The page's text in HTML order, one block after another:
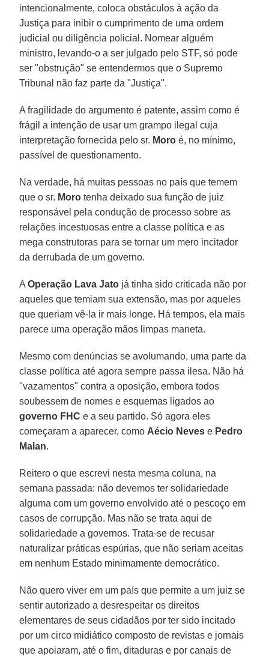
intencionalmente, coloca obstáculos à ação da
Justiça para inibir o cumprimento de uma ordem
judicial ou diligência policial. Nomear alguém
ministro, levando-o a ser julgado pelo STF, só pode
ser "obstrução" se entendermos que o Supremo
Tribunal não faz parte da "Justiça".
A fragilidade do argumento é patente, assim como é
frágil a intenção de usar um grampo ilegal cuja
interpretação fornecida pelo sr. Moro é, no mínimo,
passível de questionamento.
Na verdade, há muitas pessoas no país que temem
que o sr. Moro tenha deixado sua função de juiz
responsável pela condução de processo sobre as
relações incestuosas entre a classe política e as
mega construtoras para se tornar um mero incitador
da derrubada de um governo.
AOperação Lava Jato já tinha sido criticada não por
aqueles que temiam sua extensão, mas por aqueles
que queriam vê-la ir mais longe. Há tempos, ela mais
parece uma operação mãos limpas maneta.
Mesmo com denúncias se avolumando, uma parte da
classe política até agora sempre passa ilesa. Não há
"vazamentos" contra a oposição, embora todos
soubessem de nomes e esquemas ligados ao
governo FHC e a seu partido. Só agora eles
começaram a aparecer, como Aécio Neves e Pedro
Malan.
Reitero o que escrevi nesta mesma coluna, na
semana passada: não devemos ter solidariedade
alguma com um governo envolvido até o pescoço em
casos de corrupção. Mas não se trata aqui de
solidariedade a governos. Trata-se de recusar
naturalizar práticas espúrias, que não seriam aceitas
em nenhum Estado minimamente democrático.
Não quero viver em um país que permite a um juiz se
sentir autorizado a desrespeitar os direitos
elementares de seus cidadãos por ter sido incitado
por um circo midiático composto de revistas e jornais
que apoiaram, até o fim, ditaduras e por canais de